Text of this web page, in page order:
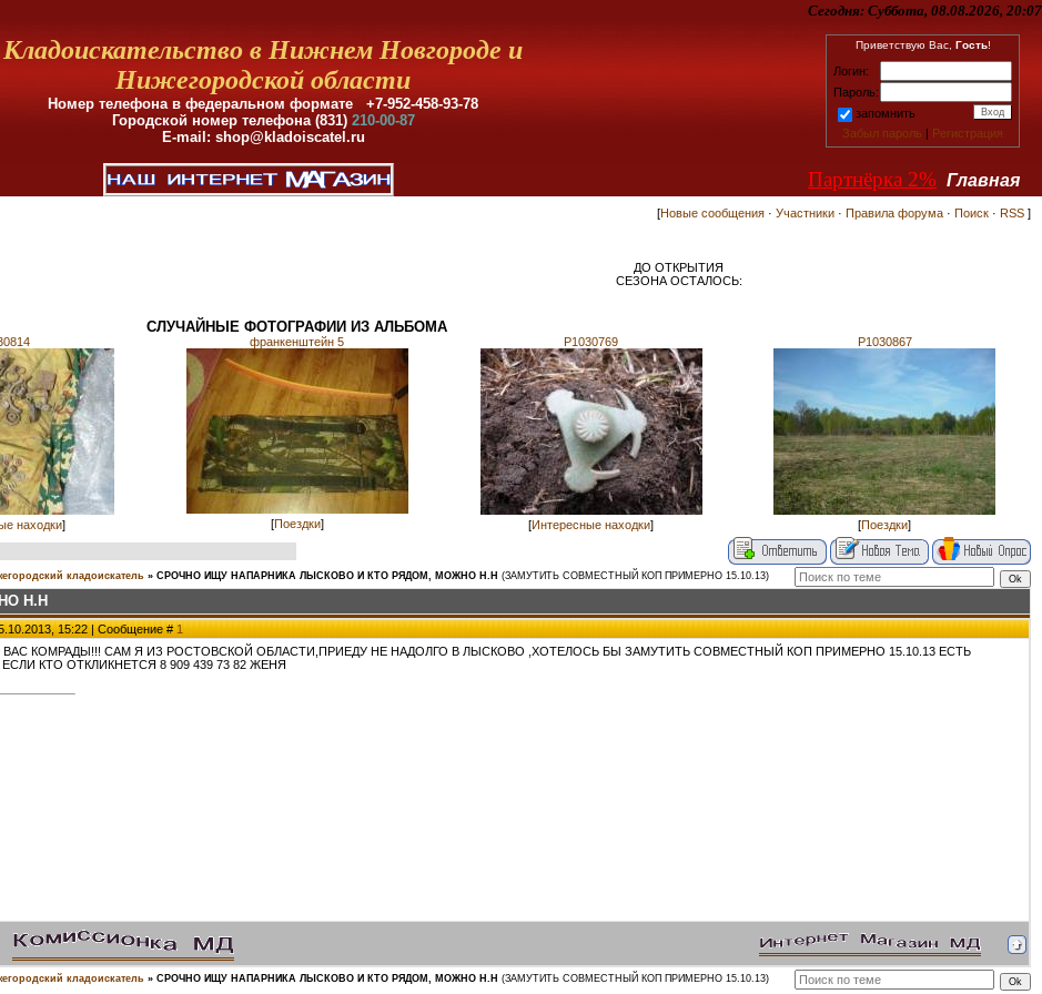
Сегодня: Суббота, 08.08.2026, 20:07
Кладоискательство в Нижнем Новгороде и
Нижегородской области
Номер телефона в федеральном формате +7-952-458-93-78
Городской номер телефона (831) 210-00-87
E-mail: shop@kladoiscatel.ru
Приветствую Вас, Гость!
Логин:
Пароль:
запомнить
Забыл пароль | Регистрация
Партнёрка 2% Главная
[Новые сообщения · Участники · Правила форума · Поиск · RSS ]
ДО ОТКРЫТИЯ
СЕЗОНА ОСТАЛОСЬ:
СЛУЧАЙНЫЕ ФОТОГРАФИИ ИЗ АЛЬБОМА
находки]
франкенштейн 5
[Поездки]
P1030769
[Интересные находки]
P1030867
[Поездки]
кладоискатель » СРОЧНО ИЩУ НАПАРНИКА ЛЫСКОВО И КТО РЯДОМ, МОЖНО Н.Н (ЗАМУТИТЬ СОВМЕСТНЫЙ КОП ПРИМЕРНО 15.10.13)
Н.Н
15:22 | Сообщение #1
КОМРАДЫ!!! САМ Я ИЗ РОСТОВСКОЙ ОБЛАСТИ,ПРИЕДУ НЕ НАДОЛГО В ЛЫСКОВО ,ХОТЕЛОСЬ БЫ ЗАМУТИТЬ СОВМЕСТНЫЙ КОП ПРИМЕРНО 15.10.13 ЕСТЬ
КТО ОТКЛИКНЕТСЯ 8 909 439 73 82 ЖЕНЯ
кладоискатель » СРОЧНО ИЩУ НАПАРНИКА ЛЫСКОВО И КТО РЯДОМ, МОЖНО Н.Н (ЗАМУТИТЬ СОВМЕСТНЫЙ КОП ПРИМЕРНО 15.10.13)